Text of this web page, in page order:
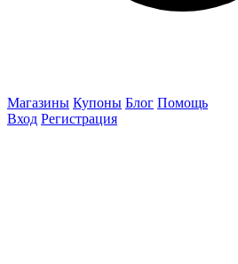
Магазины Купоны Блог Помощь
Вход Регистрация